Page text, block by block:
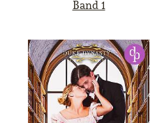
Band 1